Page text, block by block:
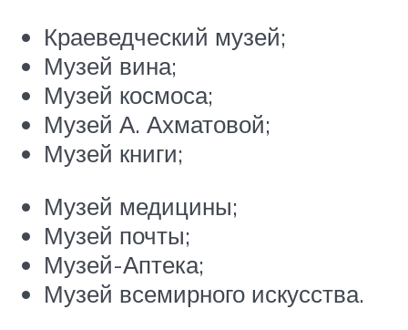
Краеведческий музей;
Музей вина;
Музей космоса;
Музей А. Ахматовой;
Музей книги;
Музей медицины;
Музей почты;
Музей-Аптека;
Музей всемирного искусства.